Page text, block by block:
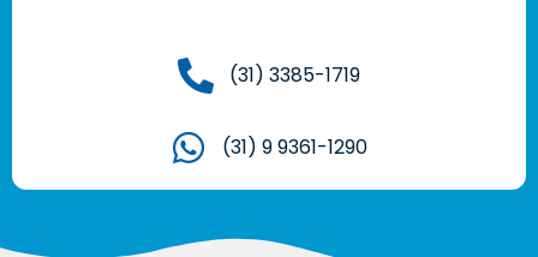
(31) 3385-1719
(31) 9 9361-1290